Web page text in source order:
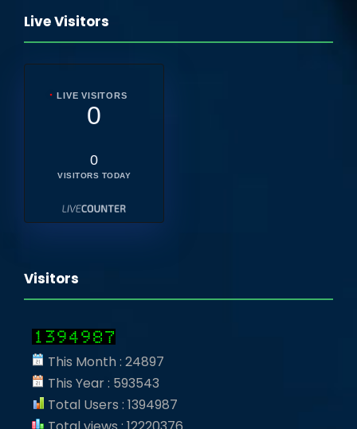
Live Visitors
LIVE VISITORS
0
0
VISITORS TODAY
Visitors
This Month : 24897
This Year : 593543
Total Users : 1394987